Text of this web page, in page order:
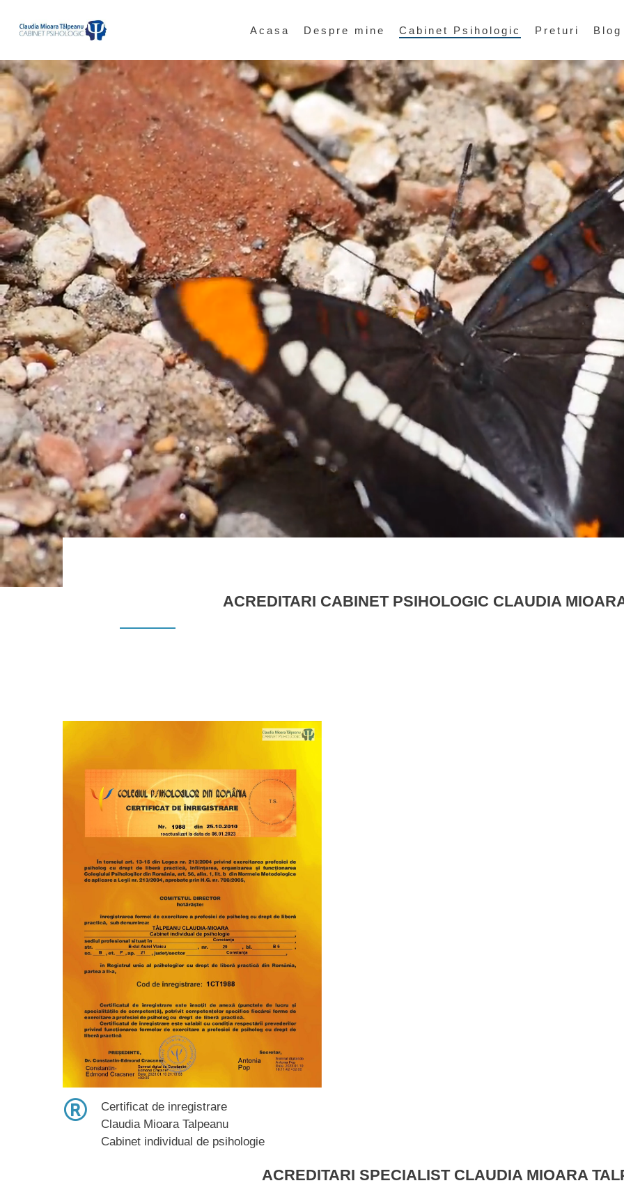
content
Acasa Despre mine Cabinet Psihologic Preturi Blog
ACREDITARI CABINET PSIHOLOGIC CLAUDIA
Certificat de inregistrare
Claudia Mioara Talpeanu
Cabinet individual de psihologie
ACREDITARI SPECIALIST CLAUDIA MIOARA